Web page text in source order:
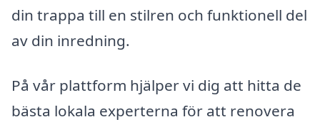
din trappa till en stilren och funktionell del
av din inredning.
På vår plattform hjälper vi dig att hitta de
bästa lokala experterna för att renovera